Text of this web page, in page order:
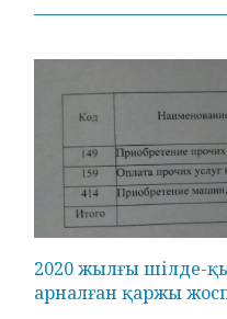
2020 жылғы шілде-
арналған қаржы